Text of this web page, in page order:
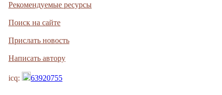
Рекомендуемые ресурсы
Поиск на сайте
Прислать новость
Написать автору
icq: 63920755